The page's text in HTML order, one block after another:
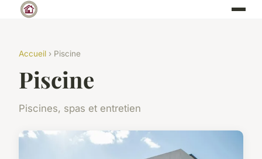
Accueil › Piscine
Piscine
Piscines, spas et entretien